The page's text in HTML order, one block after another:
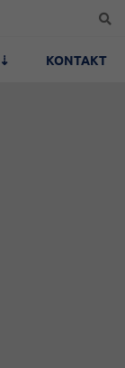
KONTAKT